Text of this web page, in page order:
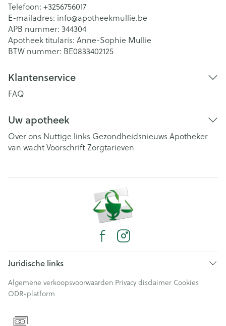
Telefoon: +3256756017
E-mailadres: info@apotheekmullie.be
APB nummer: 344304
Apotheek titularis: Anne-Sophie Mullie
BTW nummer: BE0833402125
Klantenservice
FAQ
Uw apotheek
Over ons Nuttige links Gezondheidsnieuws Apotheker
van wachtVoorschriftZorgtarieven
Juridische links
Algemene verkoopsvoorwaarden Privacy disclaimer Cookies
ODR-platform